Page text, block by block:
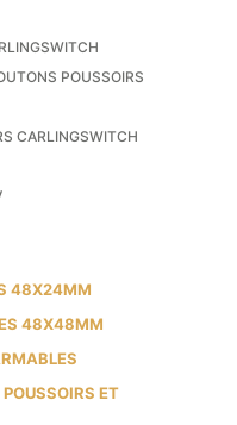
POUSSOIRS
CARLINGSWITCH
48X24MM
48X48MM
ET